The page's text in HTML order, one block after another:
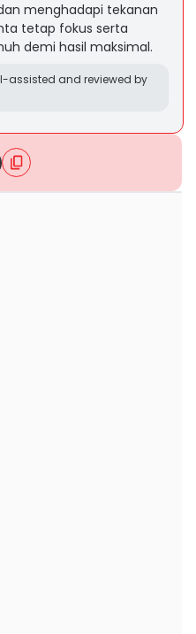
menghadapi tekanan
tetap fokus serta
demi hasil maksimal.
assisted and reviewed by